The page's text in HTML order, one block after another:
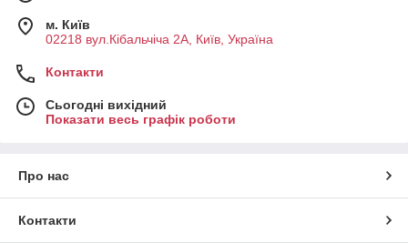
м. Київ
02218 вул.Кібальчіча 2А, Київ, Україна
Контакти
Сьогодні вихідний
Показати весь графік роботи
Про нас
Контакти